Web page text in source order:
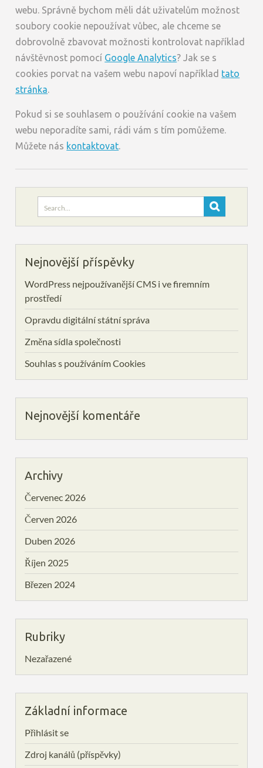
webu. Správně bychom měli dát uživatelům možnost
soubory cookie nepoužívat vůbec, ale chceme se
dobrovolně zbavovat možnosti kontrolovat například
návštěvnost pomocí Google Analytics? Jak se s
cookies porvat na vašem webu napoví například tato
stránka.
Pokud si se souhlasem o používání cookie na vašem
webu neporadíte sami, rádi vám s tím pomůžeme.
Můžete nás kontaktovat.
Search
for:
Nejnovější příspěvky
WordPress nejpoužívanější CMS i ve firemním
prostředí
Opravdu digitální státní správa
Změna sídla společnosti
Souhlas s používáním Cookies
Nejnovější komentáře
Archivy
Červenec 2026
Červen 2026
Duben 2026
Říjen 2025
Březen 2024
Rubriky
Nezařazené
Základní informace
Přihlásit se
Zdroj kanálů (příspěvky)